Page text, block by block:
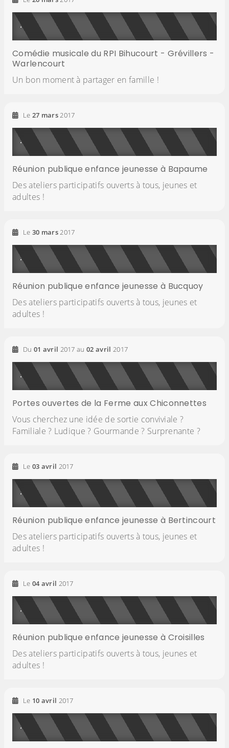
Comédie musicale du RPI Bihucourt - Grévillers -
Warlencourt
Un bon moment à partager en famille !
Le 27 mars2017
Réunion publique enfance jeunesse à Bapaume
Des ateliers participatifs ouverts à tous, jeunes et
adultes !
Le 30 mars2017
Réunion publique enfance jeunesse à Bucquoy
Des ateliers participatifs ouverts à tous, jeunes et
adultes !
Du 01 avril 2017au 02 avril 2017
Portes ouvertes de la Ferme aux Chiconnettes
Vous cherchez une idée de sortie conviviale ?
Familiale ? Ludique ? Gourmande ? Surprenante ?
Le 03 avril 2017
Réunion publique enfance jeunesse à Bertincourt
Des ateliers participatifs ouverts à tous, jeunes et
adultes !
Le 04 avril 2017
Réunion publique enfance jeunesse à Croisilles
Des ateliers participatifs ouverts à tous, jeunes et
adultes !
Le 10 avril 2017